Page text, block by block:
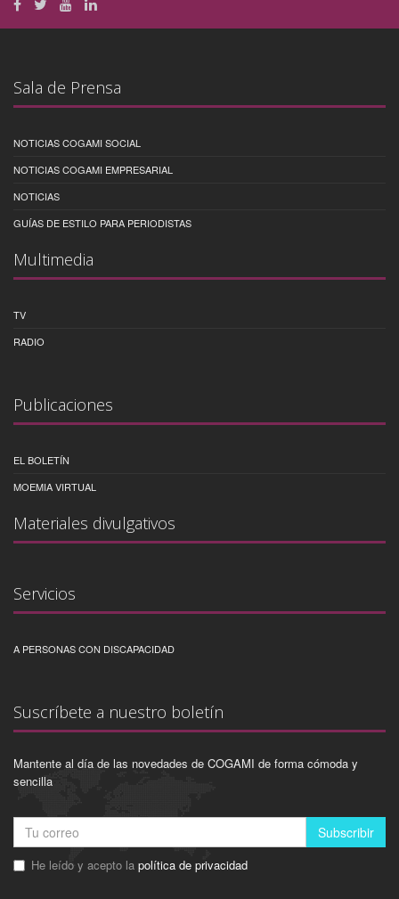
Sala de Prensa
NOTICIAS COGAMI SOCIAL
NOTICIAS COGAMI EMPRESARIAL
NOTICIAS
GUÍAS DE ESTILO PARA PERIODISTAS
Multimedia
TV
RADIO
Publicaciones
EL BOLETÍN
MOEMIA VIRTUAL
Materiales divulgativos
Servicios
A PERSONAS CON DISCAPACIDAD
Suscríbete a nuestro boletín
Mantente al día de las novedades de COGAMI de forma cómoda y
sencilla
Subscribir
He leído y acepto la política de privacidad